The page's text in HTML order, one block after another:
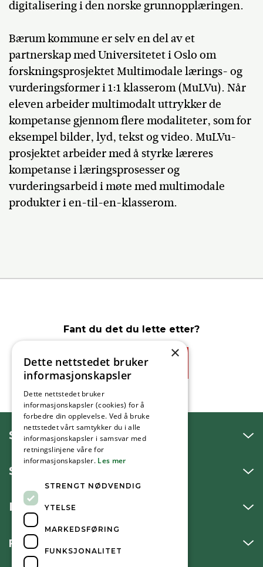
digitalisering i den norske grunnopplæringen.
Bærum kommune er selv en del av et
partnerskap med Universitetet i Oslo om
forskningsprosjektet Multimodale lærings- og
vurderingsformer i 1:1 klasserom (MuLVu). Når
eleven arbeider multimodalt uttrykker de
kompetanse gjennom flere modaliteter, som for
eksempel bilder, lyd, tekst og video. MuLVu-
prosjektet arbeider med å styrke læreres
kompetanse i læringsprosesser og
vurderingsarbeid i møte med multimodale
produkter i en-til-en-klasserom.
Fant du det du lette etter?
Ja
SNAKK MED OSS
SKRIV TIL OSS
BESØK OSS
FØLG OSS
×
Dette nettstedet bruker
informasjonskapsler
Dette nettstedet bruker
informasjonskapsler (cookies) for å
forbedre din opplevelse. Ved å bruke
nettstedet vårt samtykker du i alle
informasjonskapsler i samsvar med
retningslinjene våre for
informasjonskapsler. Les mer
STRENGT NØDVENDIG
YTELSE
MARKEDSFØRING
FUNKSJONALITET